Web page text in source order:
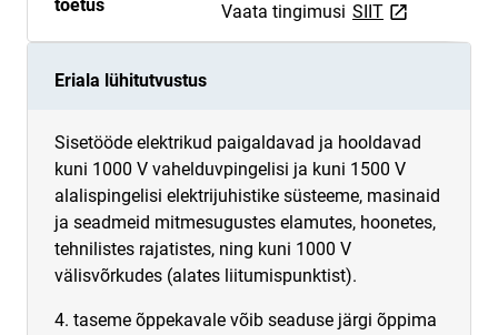
toetus Vaata tingimusi SIITlink opens on
Eriala lühitutvustus
Sisetööde elektrikud paigaldavad ja hooldavad
kuni 1000 V vahelduvpingelisi ja kuni 1500 V
alalispingelisi elektrijuhistike süsteeme, masinaid
ja seadmeid mitmesugustes elamutes, hoonetes,
tehnilistes rajatistes, ning kuni 1000 V
välisvõrkudes (alates liitumispunktist).
4. taseme õppekavale võib seaduse järgi õppima